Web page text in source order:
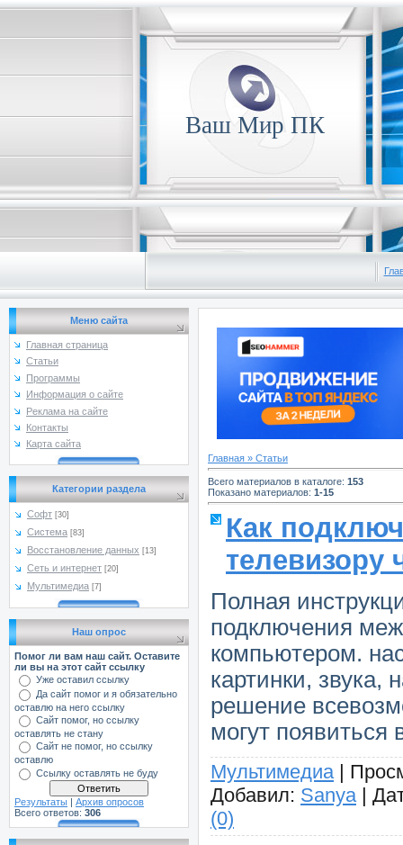
Ваш Мир ПК
Меню сайта
Главная страница
Статьи
Программы
Информация о сайте
Реклама на сайте
Контакты
Карта сайта
Категории раздела
Софт [30]
Система [83]
Восстановление данных [13]
Сеть и интернет [20]
Мультимедиа [7]
Наш опрос
Помог ли вам наш сайт. Оставите
ли вы на этот сайт ссылку
Уже оставил ссылку
Да сайт помог и я обязательно
оставлю на него ссылку
Сайт помог, но ссылку
оставлять не стану
Сайт не помог, но ссылку
оставлю
Ссылку оставлять не буду
Результаты | Архив опросов
Всего ответов: 306
Главная » Статьи
Всего материалов в каталоге: 153
Показано материалов: 1-15
Как
телевизору
Полная
подключения
компьютером.
картинки, звука,
решение
могут появиться
Мультимедиа |
Добавил: Sanya |
(0)